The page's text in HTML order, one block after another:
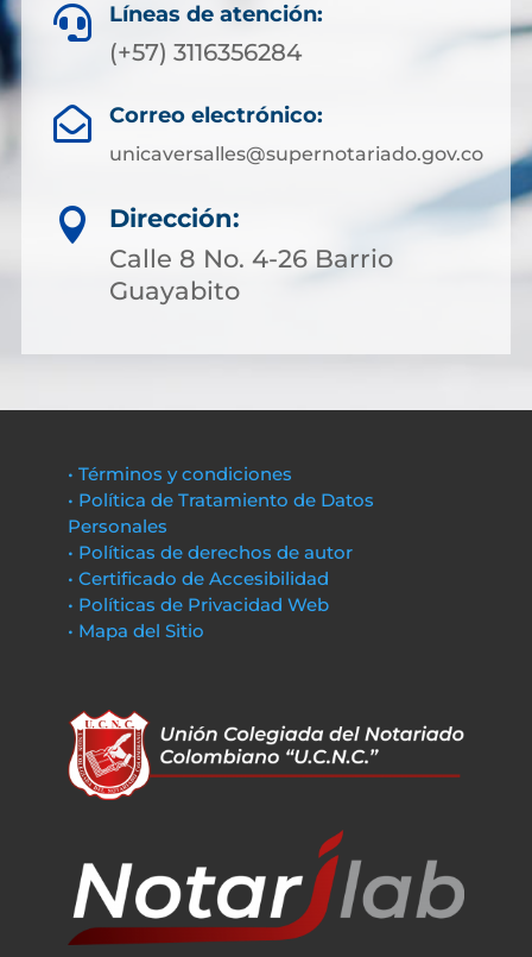
 Líneas de atención:
(+57) 3116356284
 Correo electrónico:
unicaversalles@supernotariado.gov.co

Dirección:
Calle 8 No. 4-26 Barrio
Guayabito
• Términos y condiciones
• Política de Tratamiento de Datos
Personales
• Políticas de derechos de autor
• Certificado de Accesibilidad
• Políticas de Privacidad Web
• Mapa del Sitio